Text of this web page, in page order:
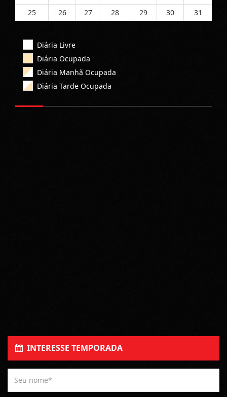
25
26 27 28 29 30 31
Diária Livre
Diária Ocupada
Diária Manhã Ocupada
Diária Tarde Ocupada
INTERESSE TEMPORADA